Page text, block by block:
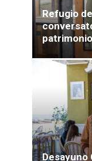
Refugio
Desayuno